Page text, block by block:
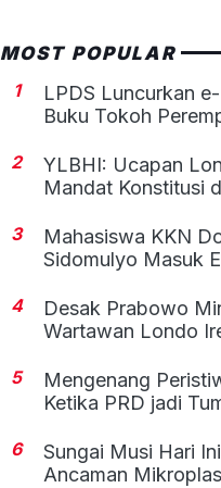
MOST POPULAR
1
LPDS Luncurkan
Buku Tokoh
2
YLBHI: Ucapan
Mandat Konstitusi
3
Mahasiswa KKN
Sidomulyo Masuk
4
Desak Prabowo
Wartawan Londo
5
Mengenang
Ketika PRD jadi
6
Sungai Musi Hari
Ancaman